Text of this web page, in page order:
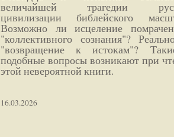
величайшей трагедии
цивилизации библейского
Возможно ли исцеление
"коллективного сознания"?
"возвращение к истокам"?
подобные вопросы возникают при
этой невероятной книги.
16.03.2026